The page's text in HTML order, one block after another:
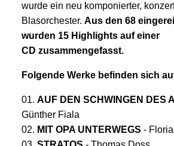
wurde ein neu komponierter,
Blasorchester. Aus den 68
wurden 15 Highlights auf einer
CD zusammengefasst.
Folgende Werke befinden sich
01. AUF DEN SCHWINGEN DES
Günther Fiala
02. MIT OPA UNTERWEGS -